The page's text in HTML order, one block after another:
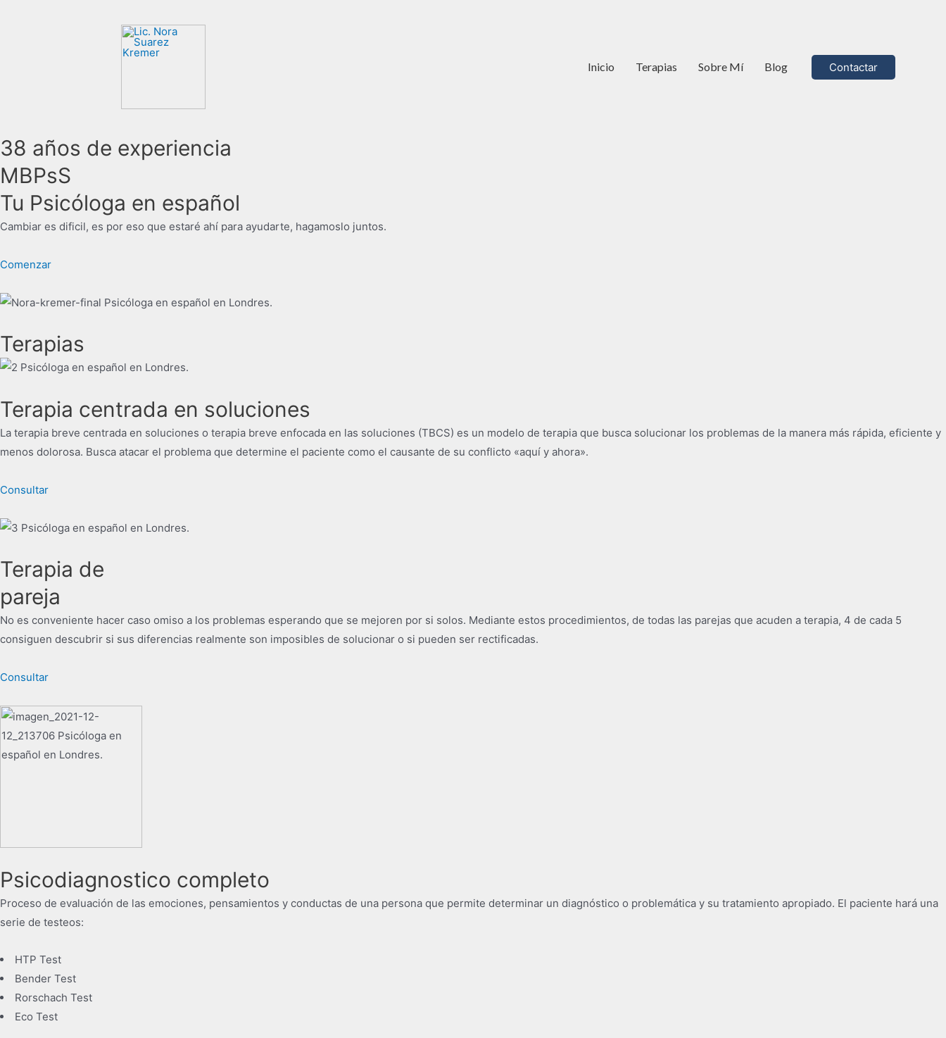
Inicio Terapias Sobre Mí Blog Contactar
38 años de experiencia
MBPsS
Tu Psicóloga en español
Cambiar es dificil, es por eso que estaré ahí para ayudarte, hagamoslo juntos.
Comenzar
Terapias
Terapia centrada en soluciones
La terapia breve centrada en soluciones o terapia breve enfocada en las soluciones (TBCS) es un modelo de terapia que busca solucionar los problemas de la manera más rápida, eficiente y
menos dolorosa. Busca atacar el problema que determine el paciente como el causante de su conflicto «aquí y ahora».
Consultar
Terapia de
pareja
No es conveniente hacer caso omiso a los problemas esperando que se mejoren por si solos. Mediante estos procedimientos, de todas las parejas que acuden a terapia, 4 de cada 5
consiguen descubrir si sus diferencias realmente son imposibles de solucionar o si pueden ser rectificadas.
Consultar
Psicodiagnostico completo
Proceso de evaluación de las emociones, pensamientos y conductas de una persona que permite determinar un diagnóstico o problemática y su tratamiento apropiado. El paciente hará una
serie de testeos:
HTP Test
Bender Test
Rorschach Test
Eco Test